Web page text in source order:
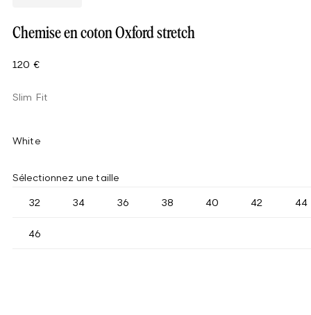
Chemise en coton Oxford stretch
120 €
Slim Fit
White
Sélectionnez une taille
32 34 36 38 40 42 44
46